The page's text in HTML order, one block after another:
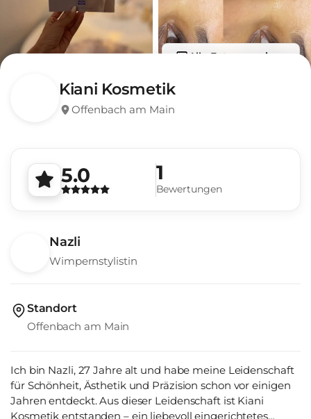
Alle Fotos anzeigen
Kiani Kosmetik
Offenbach am Main
5.0 1
Bewertungen
Nazli
Wimpernstylistin
Standort
Offenbach am Main
Ich bin Nazli, 27 Jahre alt und habe meine Leidenschaft
für Schönheit, Ästhetik und Präzision schon vor einigen
Jahren entdeckt. Aus dieser Leidenschaft ist Kiani
Kosmetik entstanden – ein liebevoll eingerichtetes